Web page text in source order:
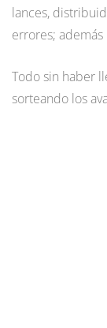
lances,
errores; además
Todo sin haber
sorteando los